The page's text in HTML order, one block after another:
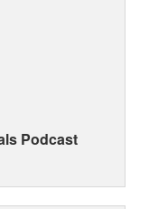
Podcast